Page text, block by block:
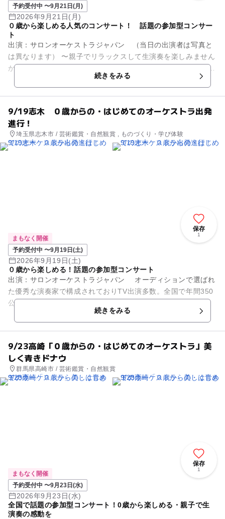
予約受付中 〜9月21日(月)
2026年9月21日(月)
０歳から楽しめる人気のコンサート！ 話題の参加型コンサー
ト
出演：サロンオーケストラジャパン （当日の出演者は写真と
は異なります） 〜親子でリラックスして生演奏を楽しみません
か？〜 オーディションで選ばれた優秀な演奏家で構成されてお
続きをみる
9/19志木 ０歳からの・はじめてのオーケストラ出発
進行！
埼玉県志木市 / 芸術鑑賞・自然観賞 , ものづくり・学び体験
保存
1
まもなく開催
予約受付中 〜9月19日(土)
2026年9月19日(土)
０歳から楽しめる！話題の参加型コンサート
出演：サロンオーケストラジャパン オーディションで選ばれ
た優秀な演奏家で構成されておりTV出演多数。全国で年間350
公演開催の人気団体です。 0歳の赤ちゃんから参加できる、全
続きをみる
9/23高崎「０歳からの・はじめてのオーケストラ」美
しく青きドナウ
群馬県高崎市 / 芸術鑑賞・自然観賞
保存
1
まもなく開催
予約受付中 〜9月23日(水)
2026年9月23日(水)
全国で話題の参加型コンサート！0歳から楽しめる・親子で生
演奏の感動を